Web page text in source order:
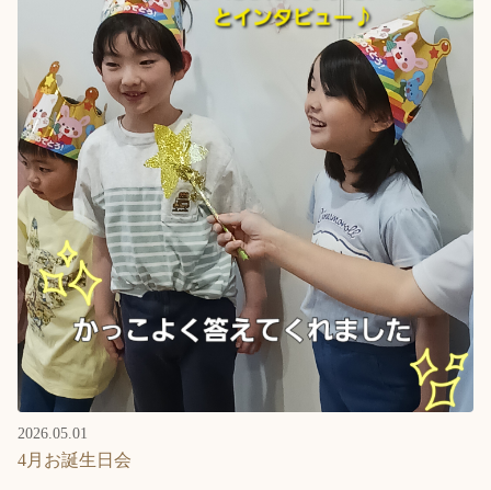
2026.05.01
4月お誕生日会